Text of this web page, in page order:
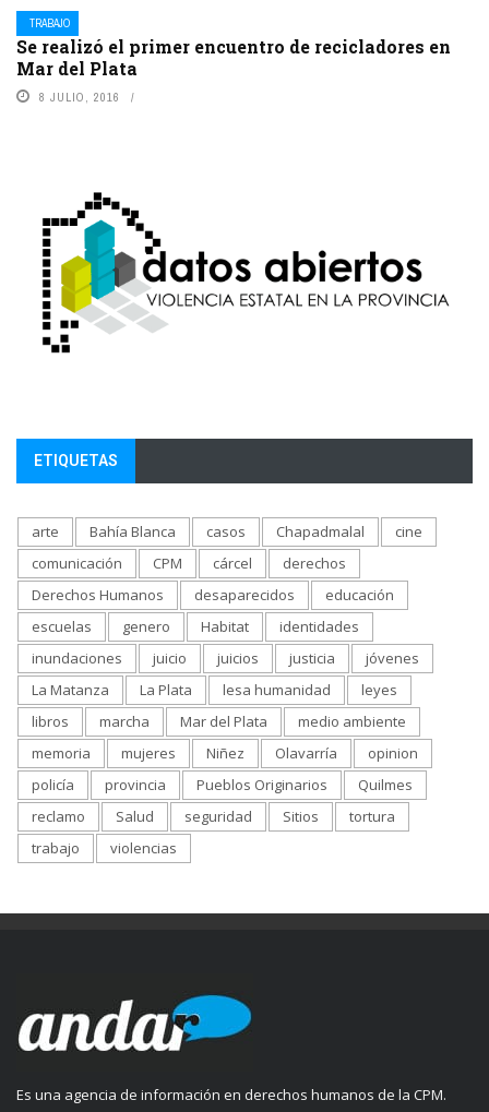
TRABAJO
Se realizó el primer encuentro de recicladores en
Mar del Plata
8 JULIO, 2016
ETIQUETAS
arte Bahía Blanca casos Chapadmalal
cine
comunicación
CPM cárcel
derechos
Derechos Humanos
desaparecidos
educación
escuelas
genero Habitat
identidades
inundaciones
juicio juicios justicia
jóvenes
La Matanza
La Plata lesa humanidad
leyes
libros
marcha Mar del Plata
medio ambiente
memoria
mujeres Niñez Olavarría
opinion
policía
provincia Pueblos Originarios
Quilmes
reclamo
Salud seguridad Sitios
tortura
trabajo
violencias
Es una agencia de información en derechos humanos de la CPM.